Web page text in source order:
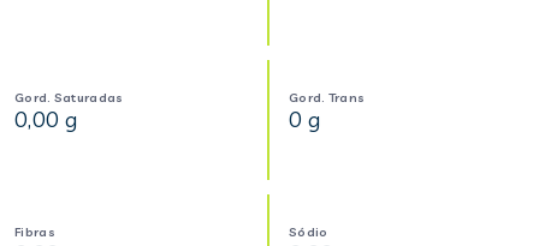
Gord. Saturadas
0,00 g
Gord. Trans
0 g
Fibras Sódio